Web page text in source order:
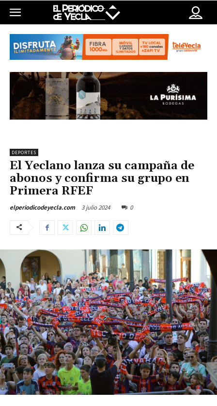
DEPORTES
El Yeclano lanza su campaña de
abonos y confirma su grupo en
Primera RFEF
elperiodicodeyecla.com 3 julio 2024 0